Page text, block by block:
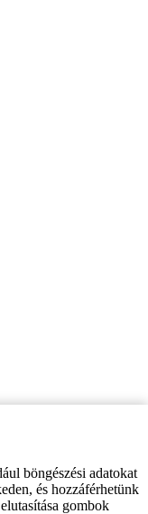
böngészési adatokat
és hozzáférhetünk
gombok